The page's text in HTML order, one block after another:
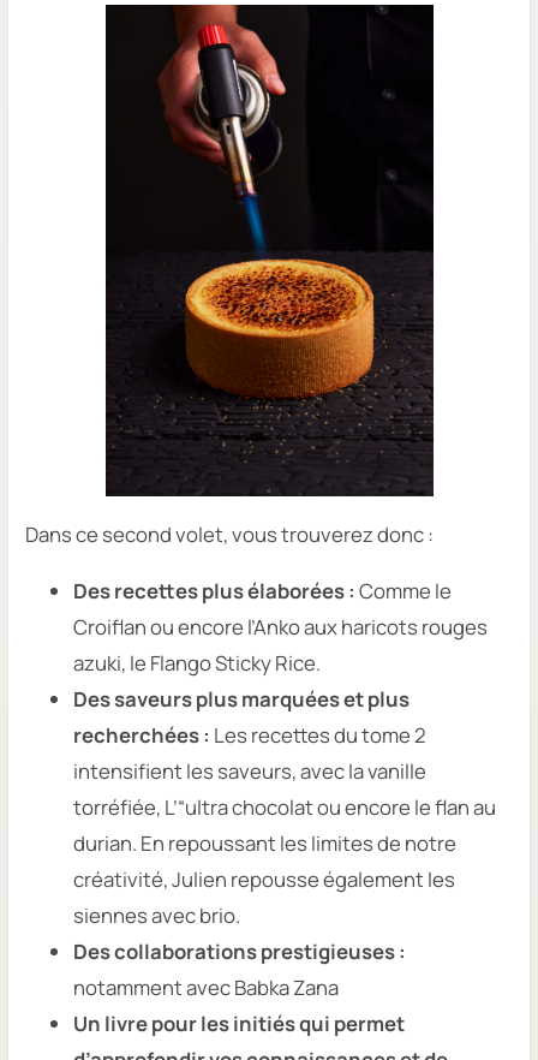
Dans ce second volet, vous trouverez donc :
Des recettes plus élaborées : Comme le
Croiflan ou encore l’Anko aux haricots rouges
azuki, le Flango Sticky Rice.
Des saveurs plus marquées et plus
recherchées : Les recettes du tome 2
intensifient les saveurs, avec la vanille
torréfiée, L’“ultra chocolat ou encore le flan au
durian. En repoussant les limites de notre
créativité, Julien repousse également les
siennes avec brio.
Des collaborations prestigieuses :
notamment avec Babka Zana
Un livre pour les initiés qui permet